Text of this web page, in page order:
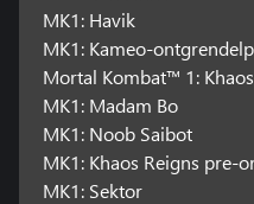
MK1: Havik
MK1: Kameo-
Mortal Kombat™ 1:
MK1: Madam Bo
MK1: Noob Saibot
MK1: Khaos Reigns pre-
MK1: Sektor